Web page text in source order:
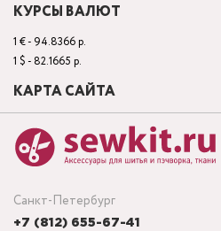
Санкт-Петербург
+7 (812) 655-67-41
КУРСЫ ВАЛЮТ
1 € - 94.8366 р.
1 $ - 82.1665 р.
КАРТА САЙТА